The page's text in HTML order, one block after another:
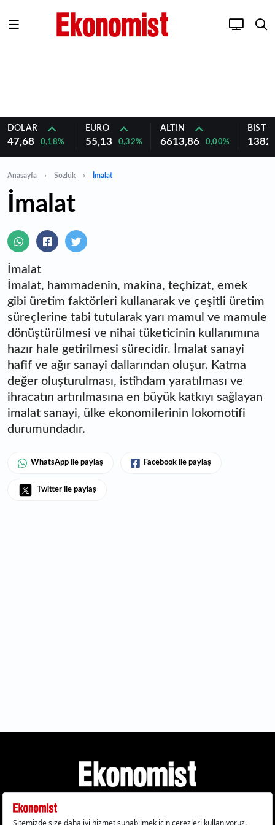
DOLAR
47,68 0,18%
EURO
55,13 0,32%
ALTIN
6613,86 0,00%
BIST
Anasayfa Sözlük İmalat
İmalat
İmalat
İmalat, hammadenin, makina, teçhizat, emek
gibi üretim faktörleri kullanarak ve çeşitli üretim
süreçlerine tabi tutularak yarı mamul ve mamule
dönüştürülmesi ve nihai tüketicinin kullanımına
hazır hale getirilmesi sürecidir. İmalat sanayi
hafif ve ağır sanayi dallarından oluşur. Katma
değer oluşturulması, istihdam yaratılması ve
ihracatın artırılmasına en büyük katkıyı sağlayan
imalat sanayi, ülke ekonomilerinin lokomotifi
durumundadır.
WhatsApp ile paylaş Facebook ile paylaş
Twitter ile paylaş
Gizlilik Politikası Çerez Politikası Çerezleri Sıfırla